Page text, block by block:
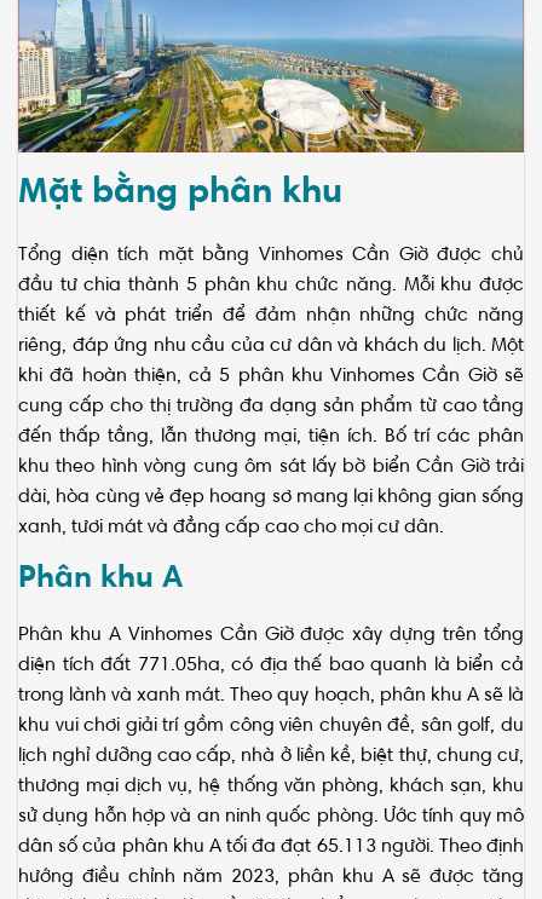
Mặt bằng phân khu
đầu tư chia thành 5 phân khu chức năng. Mỗi khu được
thiết kế và phát triển để đảm nhận những chức năng
riêng, đáp ứng nhu cầu của cư dân và khách du lịch. Một
khi đã hoàn thiện, cả 5 phân khu Vinhomes Cần Giờ sẽ
cung cấp cho thị trường đa dạng sản phẩm từ cao tầng
đến thấp tầng, lẫn thương mại, tiện ích. Bố trí các phân
khu theo hình vòng cung ôm sát lấy bờ biển Cần Giờ trải
dài, hòa cùng vẻ đẹp hoang sơ mang lại không gian sống
xanh, tươi mát và đẳng cấp cao cho mọi cư dân.
Phân khu A
diện tích đất 771.05ha, có địa thế bao quanh là biển cả
trong lành và xanh mát. Theo quy hoạch, phân khu A sẽ là
khu vui chơi giải trí gồm công viên chuyên đề, sân golf, du
lịch nghỉ dưỡng cao cấp, nhà ở liền kề, biệt thự, chung cư,
thương mại dịch vụ, hệ thống văn phòng, khách sạn, khu
sử dụng hỗn hợp và an ninh quốc phòng. Ước tính quy mô
dân số của phân khu A tối đa đạt 65.113 người. Theo định
hướng điều chỉnh năm 2023, phân khu A sẽ được tăng
diện tích từ 771ha lên gần 954ha, bổ sung các trung tâm